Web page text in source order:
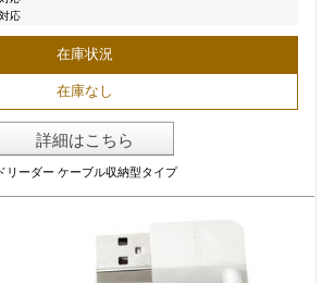
対応
在庫状況
在庫なし
詳細はこちら
リーダー ケーブル収納型タイプ